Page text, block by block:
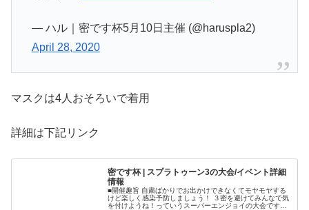
— ハル｜密です杯5月10日主催 (@haruspla2)
April 28, 2020
マスクは4人おそろいで着用
詳細は下記リンク
密です杯 | スプラトゥーン3の大会/イベント詳細
情報
■開催趣旨 自粛ばかりでお出かけできなくてモヤモヤする
けど楽しく感染予防しましょう！ ３密を避けてみんなで気
を付けようね！っていうスーパーエンジョイの大会です。